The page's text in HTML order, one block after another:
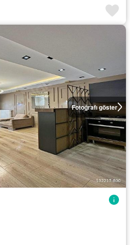
Fotoğrafı göster